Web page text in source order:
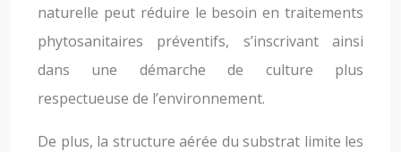
naturelle peut réduire le besoin en traitements
phytosanitaires préventifs, s’inscrivant ainsi
dans une démarche de culture plus
respectueuse de l’environnement.
De plus, la structure aérée du substrat limite les